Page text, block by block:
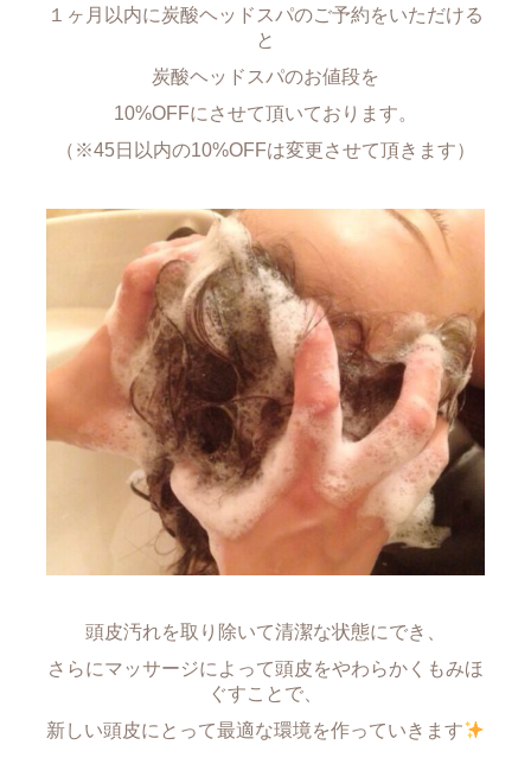
１ヶ月以内に炭酸ヘッドスパのご予約をいただける
と
炭酸ヘッドスパのお値段を
10%OFFにさせて頂いております。
（※45日以内の10%OFFは変更させて頂きます）
頭皮汚れを取り除いて清潔な状態にでき、
さらにマッサージによって頭皮をやわらかくもみほ
ぐすことで、
新しい頭皮にとって最適な環境を作っていきます